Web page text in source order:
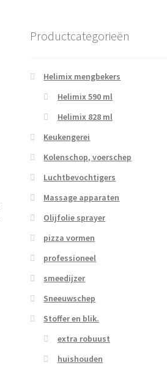
Productcategorieën
Helimix mengbekers
Helimix 590 ml
Helimix 828 ml
Keukengerei
Kolenschop, voerschep
Luchtbevochtigers
Massage apparaten
Olijfolie sprayer
pizza vormen
professioneel
smeedijzer
Sneeuwschep
Stoffer en blik.
extra robuust
huishouden